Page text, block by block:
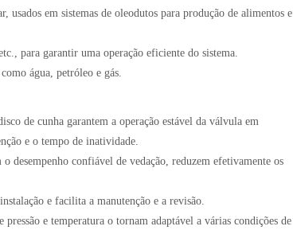
usados em sistemas de oleodutos para produção de alimentos e
para garantir uma operação eficiente do sistema.
água, petróleo e gás.
de cunha garantem a operação estável da válvula em
e o tempo de inatividade.
desempenho confiável de vedação, reduzem efetivamente os
e facilita a manutenção e a revisão.
e temperatura o tornam adaptável a várias condições de